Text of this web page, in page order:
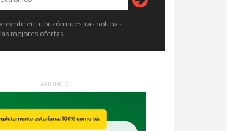
en tu buzón nuestras noticias
mejores ofertas.
ANUNCIO